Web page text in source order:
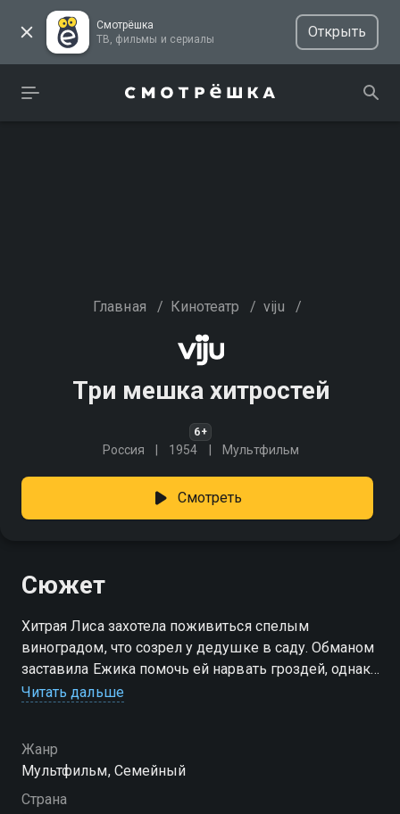
Смотрёшка
ТВ, фильмы и сериалы
Открыть
Главная / Кинотеатр / viju /
Три мешка хитростей
6+
Россия 1954 Мультфильм
Смотреть
Сюжет
Хитрая Лиса захотела поживиться спелым
виноградом, что созрел у дедушке в саду. Обманом
заставила Ежика помочь ей нарвать гроздей, однако
её план не удался.
Читать дальше
Жанр
Мультфильм, Семейный
Страна